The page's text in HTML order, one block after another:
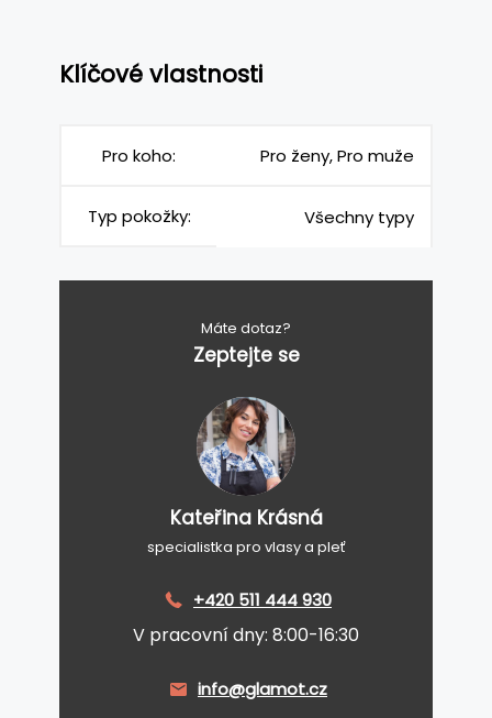
Klíčové vlastnosti
Pro koho: Pro ženy, Pro muže
Typ pokožky: Všechny typy
Máte dotaz?
Zeptejte se
Kateřina Krásná
specialistka pro vlasy a pleť
+420 511 444 930
V pracovní dny: 8:00-16:30
info@glamot.cz